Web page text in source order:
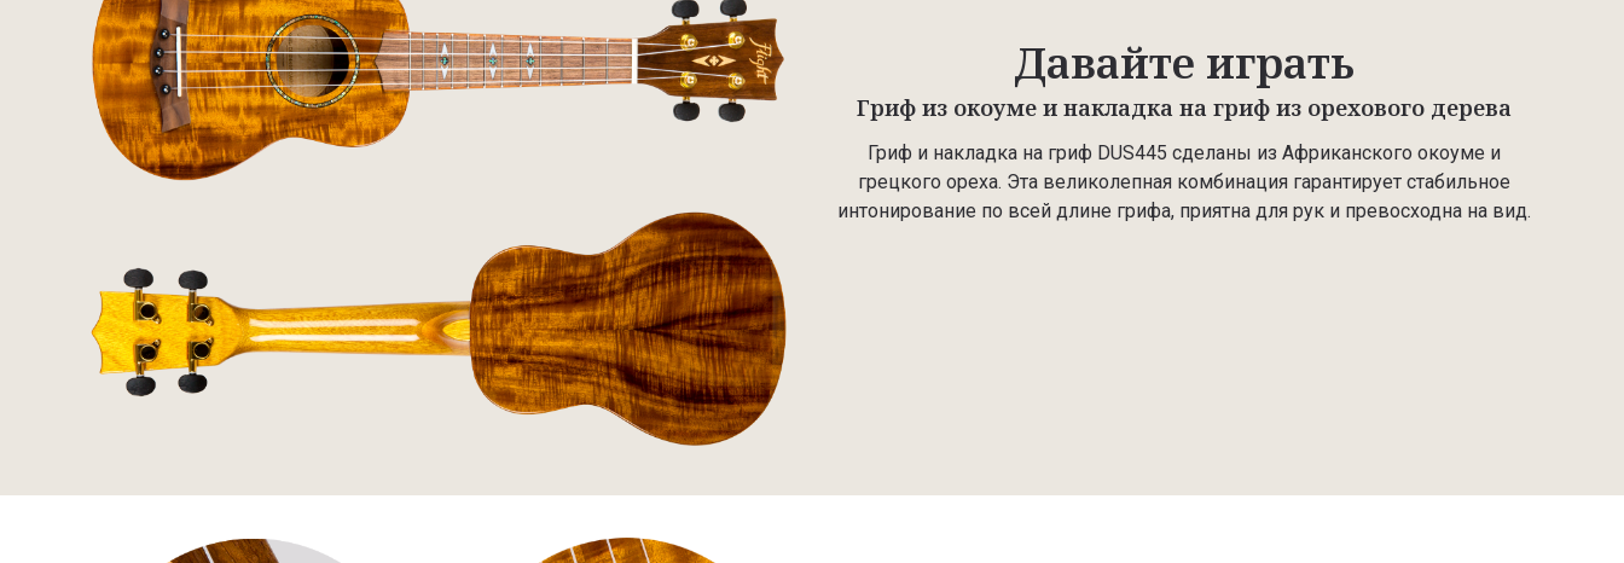
Давайте играть
Гриф из окоуме и накладка на гриф из орехового дерева
Гриф и накладка на гриф DUS445 сделаны из Африканского окоуме и
грецкого ореха. Эта великолепная комбинация гарантирует стабильное
интонирование по всей длине грифа, приятна для рук и превосходна на вид.